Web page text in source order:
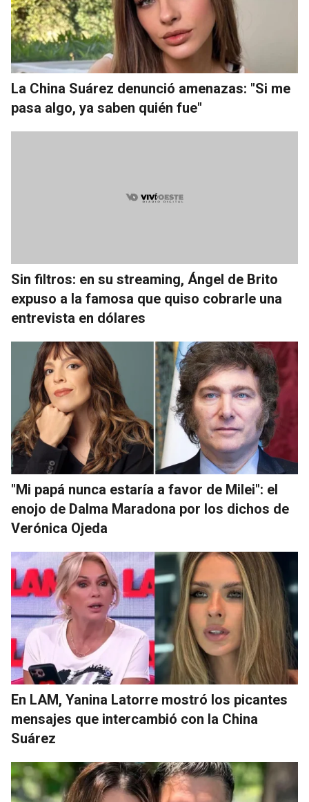
La China Suárez denunció amenazas: "Si me
pasa algo, ya saben quién fue"
Sin filtros: en su streaming, Ángel de Brito
expuso a la famosa que quiso cobrarle una
entrevista en dólares
"Mi papá nunca estaría a favor de Milei": el
enojo de Dalma Maradona por los dichos de
Verónica Ojeda
En LAM, Yanina Latorre mostró los picantes
mensajes que intercambió con la China
Suárez